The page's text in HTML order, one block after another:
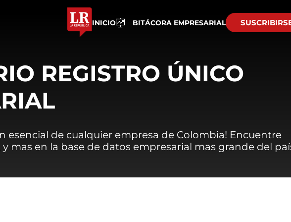
INICIO BITÁCORA EMPRESARIAL
REGISTRO ÚNICO
esencial de cualquier empresa de Colombia! Encuentre
y mas en la base de datos empresarial mas grande del